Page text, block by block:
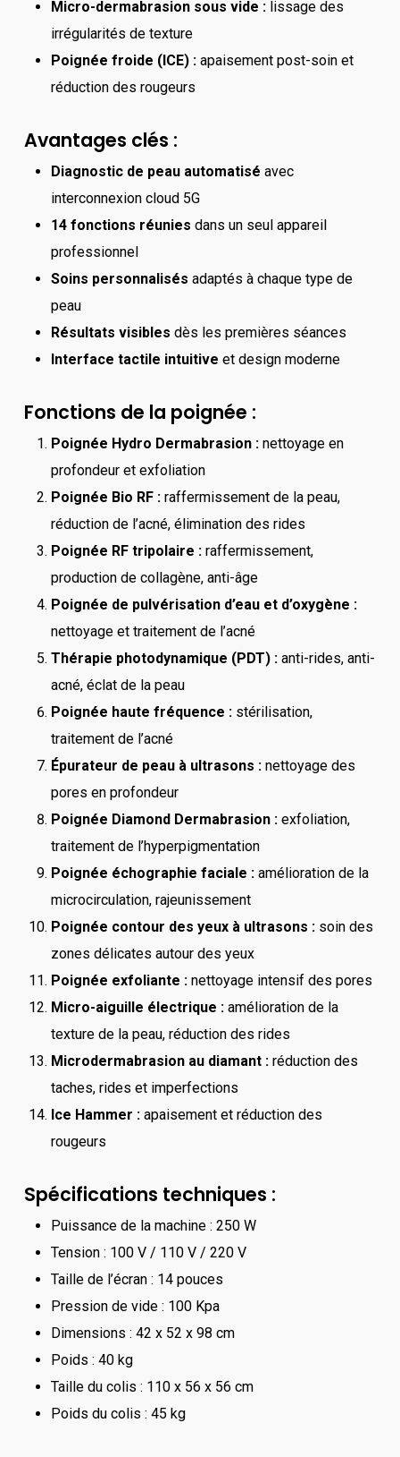
Micro-dermabrasion sous vide :lissage des
irrégularités de texture
Poignée froide (ICE) :apaisement post-soin et
réduction des rougeurs
Avantages clés :
Diagnostic de peau automatisé avec
interconnexion cloud 5G
14 fonctions réunies dans un seul appareil
professionnel
Soins personnalisés adaptés à chaque type de
peau
Résultats visibles dès les premières séances
Interface tactile intuitive et design moderne
Fonctions de la poignée :
Poignée Hydro Dermabrasion :nettoyage en
profondeur et exfoliation
Poignée Bio RF :raffermissement de la peau,
réduction de l’acné, élimination des rides
Poignée RF tripolaire :raffermissement,
production de collagène, anti-âge
Poignée de pulvérisation d’eau et d’oxygène :
nettoyage et traitement de l’acné
Thérapie photodynamique (PDT) :anti-rides, anti-
acné, éclat de la peau
Poignée haute fréquence :stérilisation,
traitement de l’acné
Épurateur de peau à ultrasons :nettoyage des
pores en profondeur
Poignée Diamond Dermabrasion :exfoliation,
traitement de l’hyperpigmentation
Poignée échographie faciale :amélioration de la
microcirculation, rajeunissement
Poignée contour des yeux à ultrasons :soin des
zones délicates autour des yeux
Poignée exfoliante :nettoyage intensif des pores
Micro-aiguille électrique :amélioration de la
texture de la peau, réduction des rides
Microdermabrasion au diamant :réduction des
taches, rides et imperfections
Ice Hammer :apaisement et réduction des
rougeurs
Spécifications techniques :
Puissance de la machine : 250 W
Tension : 100 V / 110 V / 220 V
Taille de l’écran : 14 pouces
Pression de vide : 100 Kpa
Dimensions : 42 x 52 x 98 cm
Poids : 40 kg
Taille du colis : 110 x 56 x 56 cm
Poids du colis : 45 kg